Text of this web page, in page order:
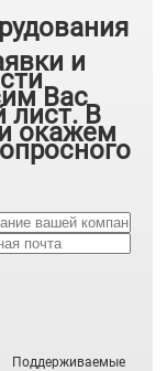
и
Вас
лист. В
окажем
Поддерживаемые